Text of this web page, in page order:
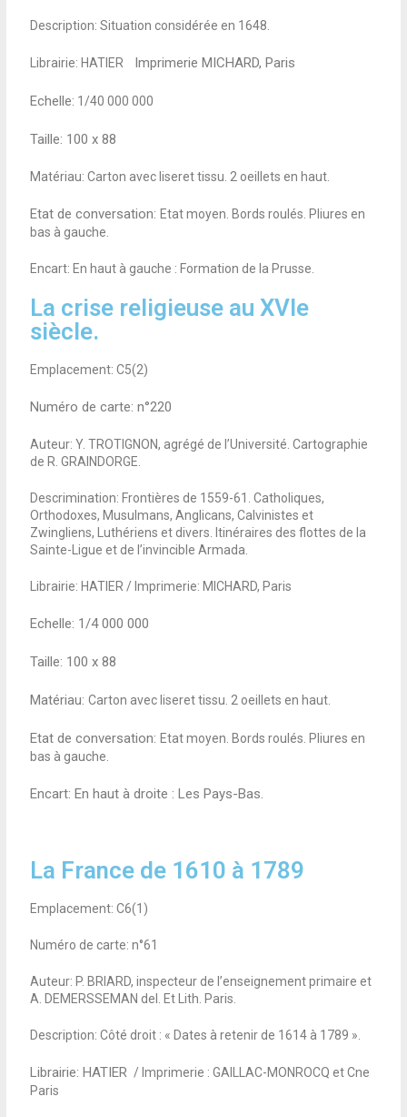
Description: Situation considérée en 1648.
Librairie: HATIER Imprimerie MICHARD, Paris
Echelle: 1/40 000 000
Taille: 100 x 88
Matériau: Carton avec liseret tissu. 2 oeillets en haut.
Etat de conversation: Etat moyen. Bords roulés. Pliures en
bas à gauche.
Encart: En haut à gauche : Formation de la Prusse.
La crise religieuse au XVIe
siècle.
Emplacement: C5(2)
Numéro de carte: n°220
Auteur: Y. TROTIGNON, agrégé de l’Université. Cartographie
de R. GRAINDORGE.
Descrimination: Frontières de 1559-61. Catholiques,
Orthodoxes, Musulmans, Anglicans, Calvinistes et
Zwingliens, Luthériens et divers. Itinéraires des flottes de la
Sainte-Ligue et de l’invincible Armada.
Librairie: HATIER / Imprimerie: MICHARD, Paris
Echelle: 1/4 000 000
Taille: 100 x 88
Matériau: Carton avec liseret tissu. 2 oeillets en haut.
Etat de conversation: Etat moyen. Bords roulés. Pliures en
bas à gauche.
Encart: En haut à droite : Les Pays-Bas.
La France de 1610 à 1789
Emplacement: C6(1)
Numéro de carte: n°61
Auteur: P. BRIARD, inspecteur de l’enseignement primaire et
A. DEMERSSEMAN del. Et Lith. Paris.
Description: Côté droit : « Dates à retenir de 1614 à 1789 ».
Librairie: HATIER / Imprimerie : GAILLAC-MONROCQ et Cne
Paris